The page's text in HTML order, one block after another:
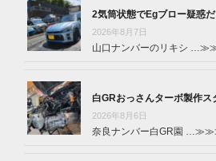
2気筒状態でEgブロー疑惑だ
2026年8月7日
山口ナンバーのリキシ …
白GRおっさんターボ製作ス
2026年8月6日
奈良ナンバー白GR園 …